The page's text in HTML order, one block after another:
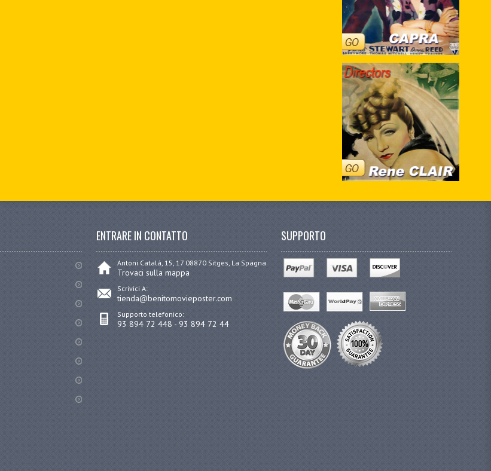
ENTRARE IN CONTATTO
Antoni Catalá, 15, 17 08870 Sitges, La Spagna
Trovaci sulla mappa
Scrivici A:
tienda@benitomovieposter.com
Supporto telefonico:
93 894 72 448 - 93 894 72 44
SUPPORTO